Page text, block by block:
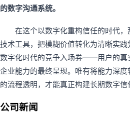
的数字沟通系统。
在这个以数字化重构信任的时代
技术工具，把模糊价值转化为清晰实
数字化时代的竞争入场券——用户的真
企业能力的最终呈现。唯有将能力深
的流程透明，才能真正构建长期数字信
公司新闻